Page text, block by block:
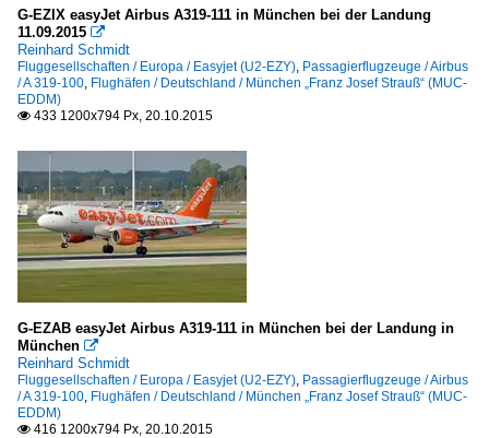
G-EZIX easyJet Airbus A319-111 in München bei der Landung
11.09.2015 
Reinhard Schmidt
Fluggesellschaften / Europa / Easyjet (U2-EZY), Passagierflugzeuge / Airbus
/ A 319-100, Flughäfen / Deutschland / München „Franz Josef Strauß“ (MUC-
EDDM)
 433 1200x794 Px, 20.10.2015
G-EZAB easyJet Airbus A319-111 in München bei der Landung in
München 
Reinhard Schmidt
Fluggesellschaften / Europa / Easyjet (U2-EZY), Passagierflugzeuge / Airbus
/ A 319-100, Flughäfen / Deutschland / München „Franz Josef Strauß“ (MUC-
EDDM)
 416 1200x794 Px, 20.10.2015